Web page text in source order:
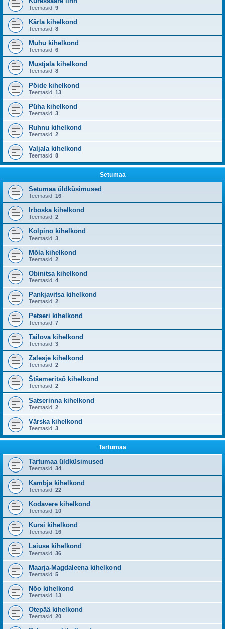
Teemasid: 9
Kärla kihelkond
Teemasid: 8
Muhu kihelkond
Teemasid: 6
Mustjala kihelkond
Teemasid: 8
Pöide kihelkond
Teemasid: 13
Püha kihelkond
Teemasid: 3
Ruhnu kihelkond
Teemasid: 2
Valjala kihelkond
Teemasid: 8
Setumaa
Setumaa üldküsimused
Teemasid: 16
Irboska kihelkond
Teemasid: 2
Kolpino kihelkond
Teemasid: 3
Mõla kihelkond
Teemasid: 2
Obinitsa kihelkond
Teemasid: 4
Pankjavitsa kihelkond
Teemasid: 2
Petseri kihelkond
Teemasid: 7
Tailova kihelkond
Teemasid: 3
Zalesje kihelkond
Teemasid: 2
Štšemeritsõ kihelkond
Teemasid: 2
Satserinna kihelkond
Teemasid: 2
Värska kihelkond
Teemasid: 3
Tartumaa
Tartumaa üldküsimused
Teemasid: 34
Kambja kihelkond
Teemasid: 22
Kodavere kihelkond
Teemasid: 10
Kursi kihelkond
Teemasid: 16
Laiuse kihelkond
Teemasid: 36
Maarja-Magdaleena kihelkond
Teemasid: 5
Nõo kihelkond
Teemasid: 13
Otepää kihelkond
Teemasid: 20